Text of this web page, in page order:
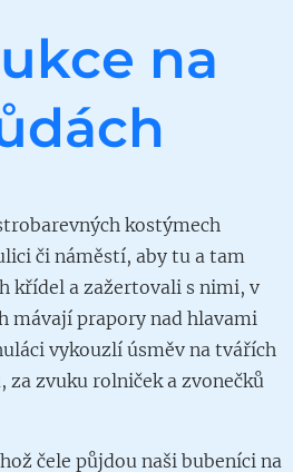
na
kostýmech
či náměstí, aby tu a tam
křídel a zažertovali s nimi, v
mávají prapory nad hlavami
vykouzlí úsměv na tvářích
zvuku rolniček a zvonečků
čele půjdou naši bubeníci na